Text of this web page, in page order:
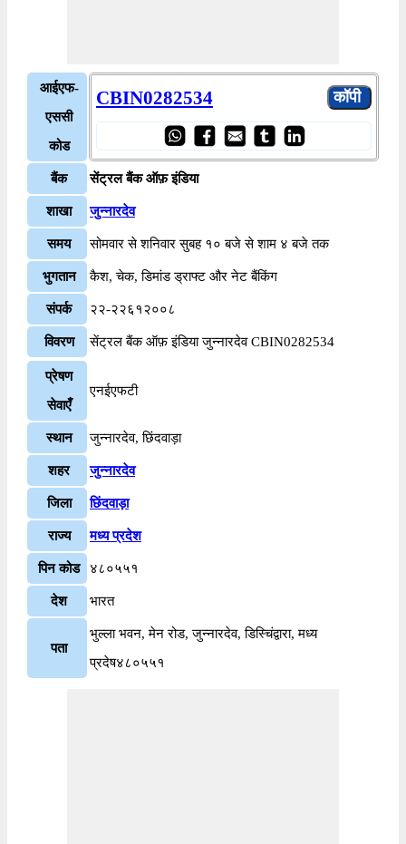
आईएफ-
एससी
कोड
CBIN0282534
बैंक सेंट्रल बैंक ऑफ़ इंडिया
शाखा जुन्नारदेव
समय सोमवार से शनिवार सुबह १० बजे से शाम ४ बजे तक
भुगतान कैश, चेक, डिमांड ड्राफ्ट और नेट बैंकिंग
संपर्क २२-२२६१२००८
विवरण सेंट्रल बैंक ऑफ़ इंडिया जुन्नारदेव CBIN0282534
प्रेषण
सेवाएँ
एनईएफटी
स्थान जुन्नारदेव, छिंदवाड़ा
शहर जुन्नारदेव
जिला छिंदवाड़ा
राज्य मध्य प्रदेश
पिन कोड ४८०५५१
देश भारत
पता
भुल्ला भवन, मेन रोड, जुन्नारदेव, डिस्चिंद्वारा, मध्य
प्रदेष४८०५५१